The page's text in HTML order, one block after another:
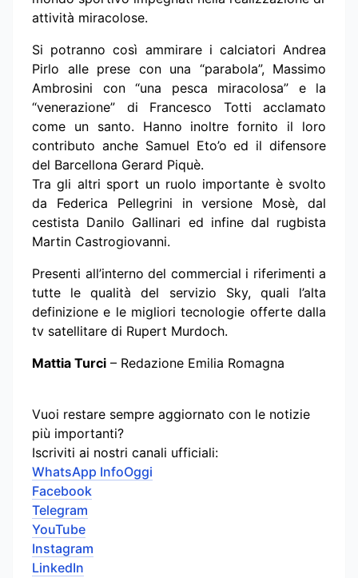
attività miracolose.
Si potranno così ammirare i calciatori Andrea
Pirlo alle prese con una “parabola”, Massimo
Ambrosini con “una pesca miracolosa” e la
“venerazione” di Francesco Totti acclamato
come un santo. Hanno inoltre fornito il loro
contributo anche Samuel Eto’o ed il difensore
del Barcellona Gerard Piquè.
Tra gli altri sport un ruolo importante è svolto
da Federica Pellegrini in versione Mosè, dal
cestista Danilo Gallinari ed infine dal rugbista
Martin Castrogiovanni.
Presenti all’interno del commercial i riferimenti a
tutte le qualità del servizio Sky, quali l’alta
definizione e le migliori tecnologie offerte dalla
tv satellitare di Rupert Murdoch.
Mattia Turci – Redazione Emilia Romagna
Vuoi restare sempre aggiornato con le notizie
più importanti?
Iscriviti ai nostri canali ufficiali:
WhatsApp InfoOggi
Facebook
Telegram
YouTube
Instagram
LinkedIn